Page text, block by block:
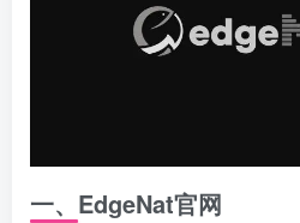
一、EdgeNat官网